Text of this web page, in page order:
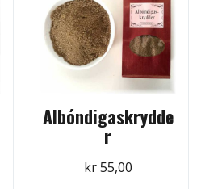
Albóndigaskrydde
r
kr55,00